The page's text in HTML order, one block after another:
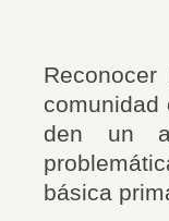
den un
básica